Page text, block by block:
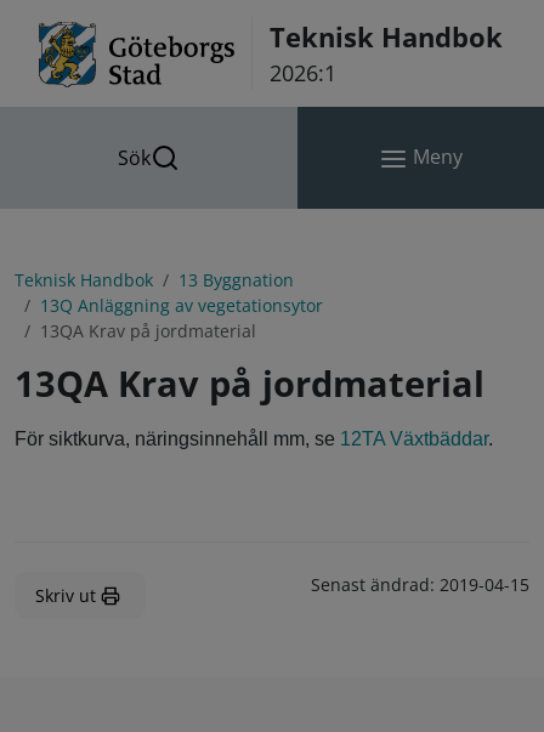
Teknisk Handbok
2026:1
Sök Meny
Teknisk Handbok
13 Byggnation
13Q Anläggning av vegetationsytor
13QA Krav på jordmaterial
13QA Krav på jordmaterial
För siktkurva, näringsinnehåll mm, se 12TA Växtbäddar.
Skriv ut Senast ändrad: 2019-04-15